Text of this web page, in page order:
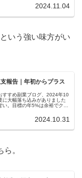
2024.11.04
いう強い味方がい
報告｜年初からプラス
すすめ副業ブログ、2024年10
に大幅落ち込みがありました
。目標の年5%は余裕でクリ
2024.10.31
。